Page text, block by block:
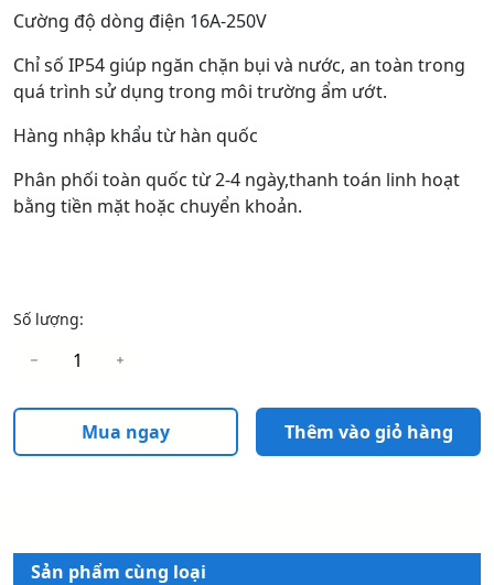
Cường độ dòng điện 16A-250V
Chỉ số IP54 giúp ngăn chặn bụi và nước, an toàn trong
quá trình sử dụng trong môi trường ẩm ướt.
Hàng nhập khẩu từ hàn quốc
Phân phối toàn quốc từ 2-4 ngày,thanh toán linh hoạt
bằng tiền mặt hoặc chuyển khoản.
Số lượng:
Mua ngay Thêm vào giỏ hàng
Sản phẩm cùng loại